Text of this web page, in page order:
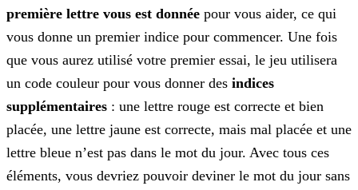
première lettre vous est donnée pour vous aider, ce qui
vous donne un premier indice pour commencer. Une fois
que vous aurez utilisé votre premier essai, le jeu utilisera
un code couleur pour vous donner des indices
supplémentaires : une lettre rouge est correcte et bien
placée, une lettre jaune est correcte, mais mal placée et une
lettre bleue n’est pas dans le mot du jour. Avec tous ces
éléments, vous devriez pouvoir deviner le mot du jour sans